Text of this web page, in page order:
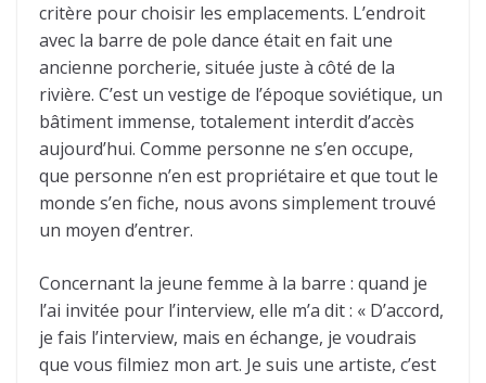
critère pour choisir les emplacements. L’endroit
avec la barre de pole dance était en fait une
ancienne porcherie, située juste à côté de la
rivière. C’est un vestige de l’époque soviétique, un
bâtiment immense, totalement interdit d’accès
aujourd’hui. Comme personne ne s’en occupe,
que personne n’en est propriétaire et que tout le
monde s’en fiche, nous avons simplement trouvé
un moyen d’entrer.
Concernant la jeune femme à la barre : quand je
l’ai invitée pour l’interview, elle m’a dit : « D’accord,
je fais l’interview, mais en échange, je voudrais
que vous filmiez mon art. Je suis une artiste, c’est